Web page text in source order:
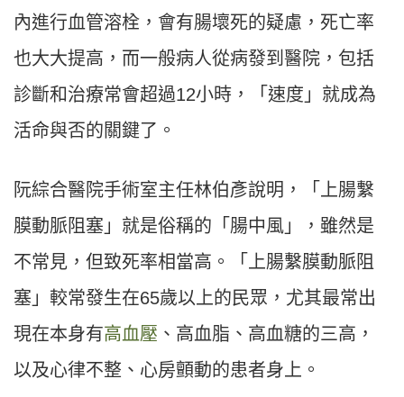
內進行血管溶栓，會有腸壞死的疑慮，死亡率
也大大提高，而一般病人從病發到醫院，包括
診斷和治療常會超過12小時，「速度」就成為
活命與否的關鍵了。
阮綜合醫院手術室主任林伯彥說明，「上腸繫
膜動脈阻塞」就是俗稱的「腸中風」，雖然是
不常見，但致死率相當高。「上腸繫膜動脈阻
塞」較常發生在65歲以上的民眾，尤其最常出
現在本身有高血壓 、高血脂、高血糖的三高，
以及心律不整、心房顫動的患者身上。